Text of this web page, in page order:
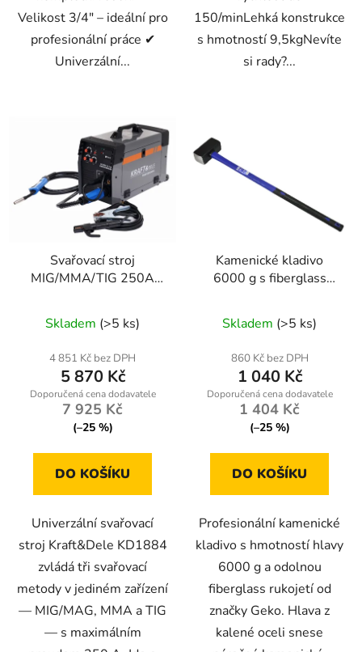
Velikost 3/4″ – ideální pro
profesionální práce ✔
Univerzální...
150/minLehká konstrukce
s hmotností 9,5kgNevíte
si rady?...
Svařovací stroj
MIG/MMA/TIG 250A
3v1
Skladem (>5 ks)
4 851 Kč bez DPH
5 870 Kč
7 925 Kč
(–25 %)
DO KOŠÍKU
Univerzální svařovací
stroj Kraft&Dele KD1884
zvládá tři svařovací
metody v jediném zařízení
— MIG/MAG, MMA a TIG
— s maximálním
Kamenické kladivo
6000 g s fiberglass
Skladem (>5 ks)
860 Kč bez DPH
1 040 Kč
1 404 Kč
(–25 %)
DO KOŠÍKU
Profesionální kamenické
kladivo s hmotností hlavy
6000 g a odolnou
fiberglass rukojetí od
značky Geko. Hlava z
kalené oceli snese